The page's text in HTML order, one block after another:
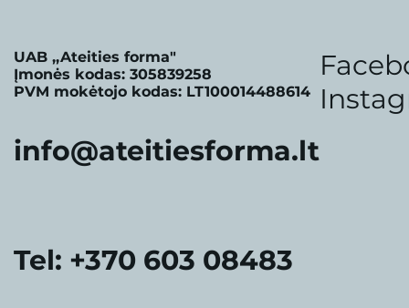
UAB ,,Ateities forma"
Įmonės kodas: 305839258
PVM mokėtojo kodas: LT100014488614
info@ateitiesforma.lt
Tel: +370 603 08483